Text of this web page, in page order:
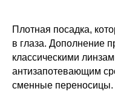
Плотная посадка,
в глаза. Дополнение
классическими
антизапотевающим
сменные переносицы.